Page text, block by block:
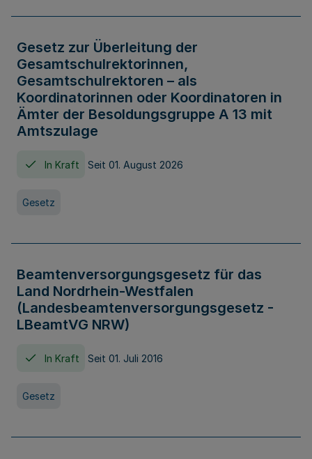
Gesetz zur Überleitung der
Gesamtschulrektorinnen,
Gesamtschulrektoren – als
Koordinatorinnen oder Koordinatoren in
Ämter der Besoldungsgruppe A 13 mit
Amtszulage
In Kraft Seit 01. August 2026
Gesetz
Beamtenversorgungsgesetz für das
Land Nordrhein-Westfalen
(Landesbeamtenversorgungsgesetz -
LBeamtVG NRW)
In Kraft Seit 01. Juli 2016
Gesetz